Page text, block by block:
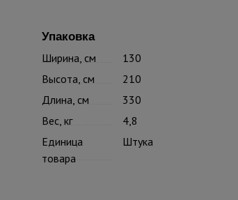
Упаковка
Ширина, см
130
Высота, см
210
Длина, см
330
Вес, кг
4,8
Единица
товара
Штука